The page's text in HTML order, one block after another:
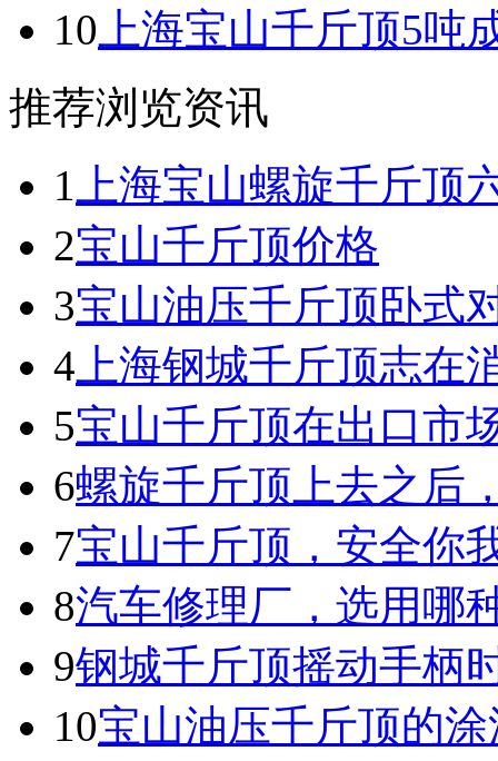
10 上海宝山千斤顶5吨
推荐浏览资讯
1 上海宝山螺旋千斤顶
2宝山千斤顶价格
3宝山油压千斤顶卧式
4 上海钢城千斤顶志在
5宝山千斤顶在出口市
6螺旋千斤顶上去之后
7宝山千斤顶，安全你
8汽车修理厂，选用哪
9钢城千斤顶摇动手柄
10宝山油压千斤顶的涂